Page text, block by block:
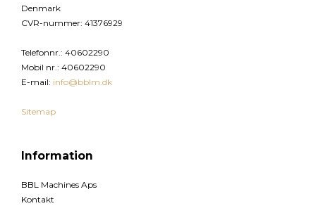
Denmark
CVR-nummer: 41376929
Telefonnr.: 40602290
Mobil nr.: 40602290
E-mail: info@bblm.dk
Sitemap
Information
BBL Machines Aps
Kontakt